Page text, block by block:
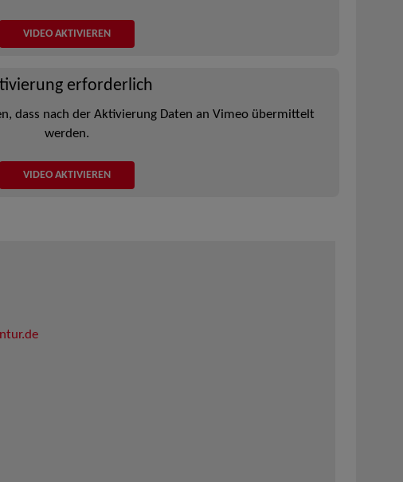
VIDEO AKTIVIEREN
erforderlich
dass nach der Aktivierung Daten an Vimeo übermittelt
werden.
VIDEO AKTIVIEREN